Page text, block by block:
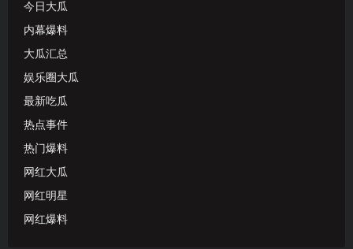
今日大瓜
内幕爆料
大瓜汇总
娱乐圈大瓜
最新吃瓜
热点事件
热门爆料
网红大瓜
网红明星
网红爆料